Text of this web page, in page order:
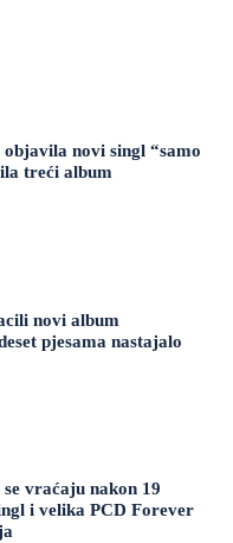
novi singl “samo
treći album
novi album
pjesama nastajalo
se vraćaju nakon 19
i velika PCD Forever